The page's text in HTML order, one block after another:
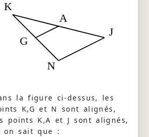
J
K
N
G
A
la figure ci-dessus, les
K,G et N sont alignés,
points K,A et J sont alignés,
on sait que :